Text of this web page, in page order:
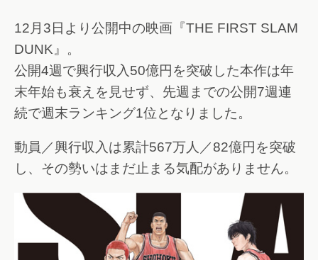
12月3日より公開中の映画『THE FIRST SLAM
DUNK』。
公開4週で興行収入50億円を突破した本作は年
末年始も衰えを見せず、先週までの公開7週連
続で週末ランキング1位となりました。
動員／興行収入は累計567万人／82億円を突破
し、その勢いはまだ止まる気配がありません。